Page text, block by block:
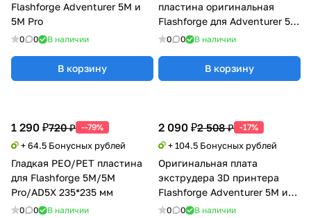
пластина оригинальная
Flashforge для Adventurer 5M
/ 5M Pro / AD5X
0 0 В наличии
В корзину
1 290 ₽720 ₽ --79%
+ 64.5 Бонусных рублей
Гладкая PEO/PET пластина
для Flashforge 5M/5M
Pro/AD5X 235*235 мм
0 0 В наличии
2 090 ₽2 508 ₽ -17%
+ 104.5 Бонусных рублей
Оригинальная плата
экструдера 3D принтера
Flashforge Adventurer 5M и
5M Pro
0 0 В наличии
Flashforge Adventurer 5M и
5M Pro
0 0 В наличии
В корзину